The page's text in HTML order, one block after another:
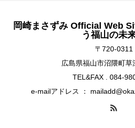
岡崎まさずみ Official Web
う福山の未
〒720-0311
広島県福山市沼隈町草
TEL&FAX . 084-
e-mailアドレス ：